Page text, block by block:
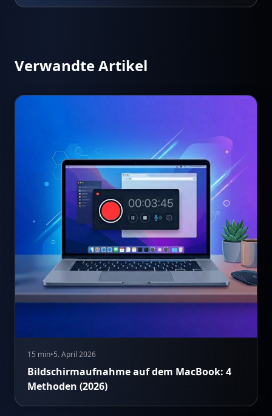
Verwandte Artikel
15 min•5. April 2026
Bildschirmaufnahme auf dem MacBook: 4
Methoden (2026)